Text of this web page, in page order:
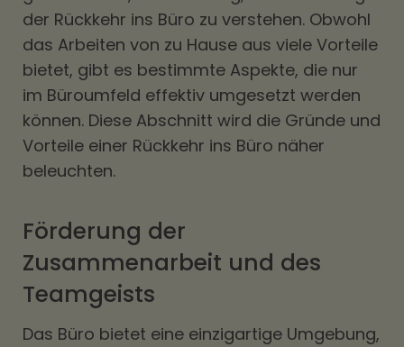
der Rückkehr ins Büro zu verstehen. Obwohl
das Arbeiten von zu Hause aus viele Vorteile
bietet, gibt es bestimmte Aspekte, die nur
im Büroumfeld effektiv umgesetzt werden
können. Diese Abschnitt wird die Gründe und
Vorteile einer Rückkehr ins Büro näher
beleuchten.
Förderung der
Zusammenarbeit und des
Teamgeists
Das Büro bietet eine einzigartige Umgebung,